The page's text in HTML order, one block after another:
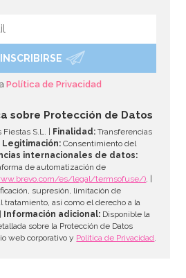
y Plateadas
AÑADIR
INSCRIBIRSE
Política de Privacidad
sobre Protección de Datos
Fiestas S.L. | Finalidad: Transferencias
Legitimación: Consentimiento del
internacionales de datos:
de automatización de
es/legal/termsofuse/). |
supresión, limitación de
tratamiento, así como el derecho a la
Información adicional: Disponible la
sobre la Protección de Datos
web corporativo y Política de Privacidad.